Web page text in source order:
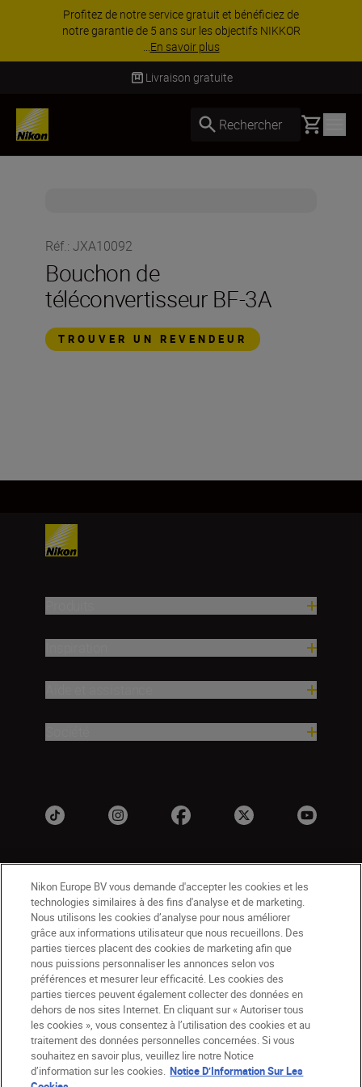
Profitez de notre service gratuit et bénéficiez de
notre garantie de 5 ans sur les objectifs NIKKOR
...En savoir plus
Livraison gratuite
Rechercher Basket
Réf.: JXA10092
Bouchon de
téléconvertisseur BF-3A
TROUVER UN REVENDEUR
BE(fr) Nikon Sites
Contactez-nous
Avis de confidentialité
Conditions d’utilisation
CVG de la boutique Nikon Store
Notice d’information sur les cookies
Accessibilité
Paramètres des cookies
© 2026 Nikon
Nikon Europe BV vous demande d'accepter les cookies et les
technologies similaires à des fins d'analyse et de marketing.
Nous utilisons les cookies d’analyse pour nous améliorer
grâce aux informations utilisateur que nous recueillons. Des
parties tierces placent des cookies de marketing afin que
nous puissions personnaliser les annonces selon vos
préférences et mesurer leur efficacité. Les cookies des
parties tierces peuvent également collecter des données en
dehors de nos sites Internet. En cliquant sur « Autoriser tous
les cookies », vous consentez à l’utilisation des cookies et au
traitement des données personnelles concernées. Si vous
souhaitez en savoir plus, veuillez lire notre Notice
d’information sur les cookies. Notice D’Information Sur Les